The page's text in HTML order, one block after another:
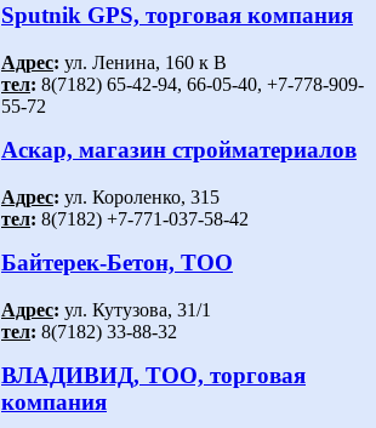
Sputnik GPS, торговая компания
Адрес: ул. Ленина, 160 к В
тел: 8(7182) 65-42-94, 66-05-40, +7-778-909-
55-72
Аскар, магазин стройматериалов
Адрес: ул. Короленко, 315
тел: 8(7182) +7-771-037-58-42
Байтерек-Бетон, ТОО
Адрес: ул. Кутузова, 31/1
тел: 8(7182) 33-88-32
ВЛАДИВИД, ТОО, торговая
компания